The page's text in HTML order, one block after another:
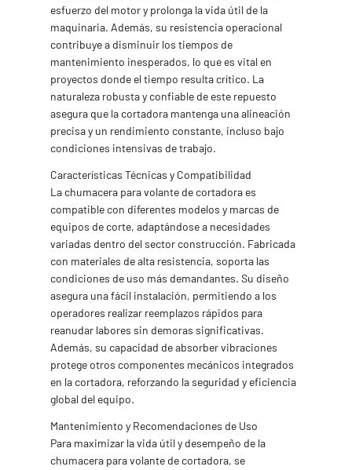
esfuerzo del motor y prolonga la vida útil de la
maquinaria. Además, su resistencia operacional
contribuye a disminuir los tiempos de
mantenimiento inesperados, lo que es vital en
proyectos donde el tiempo resulta crítico. La
naturaleza robusta y confiable de este repuesto
asegura que la cortadora mantenga una alineación
precisa y un rendimiento constante, incluso bajo
condiciones intensivas de trabajo.
Características Técnicas y Compatibilidad
La chumacera para volante de cortadora es
compatible con diferentes modelos y marcas de
equipos de corte, adaptándose a necesidades
variadas dentro del sector construcción. Fabricada
con materiales de alta resistencia, soporta las
condiciones de uso más demandantes. Su diseño
asegura una fácil instalación, permitiendo a los
operadores realizar reemplazos rápidos para
reanudar labores sin demoras significativas.
Además, su capacidad de absorber vibraciones
protege otros componentes mecánicos integrados
en la cortadora, reforzando la seguridad y eficiencia
global del equipo.
Mantenimiento y Recomendaciones de Uso
Para maximizar la vida útil y desempeño de la
chumacera para volante de cortadora, se